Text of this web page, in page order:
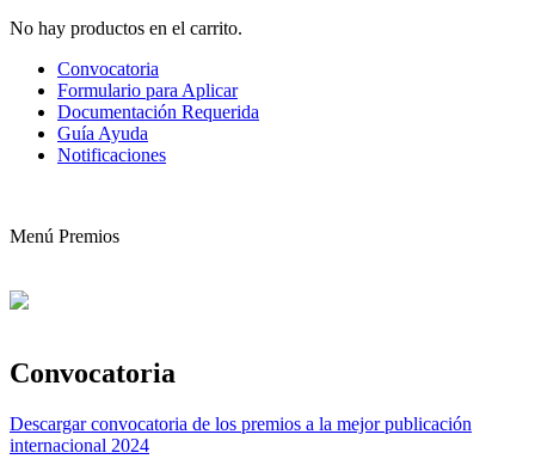
No hay productos en el carrito.
Convocatoria
Formulario para Aplicar
Documentación Requerida
Guía Ayuda
Notificaciones
Menú Premios
Convocatoria
Descargar convocatoria de los premios a la mejor publicación
internacional 2024